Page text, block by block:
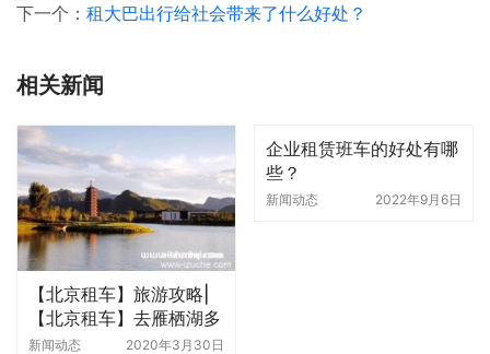
下一个： 租大巴出行给社会带来了什么好处？
相关新闻
【北京租车】旅游攻略|
【北京租车】去雁栖湖多
少钱？
新闻动态 2020年3月30日
企业租赁班车的好处有哪
些？
新闻动态 2022年9月6日